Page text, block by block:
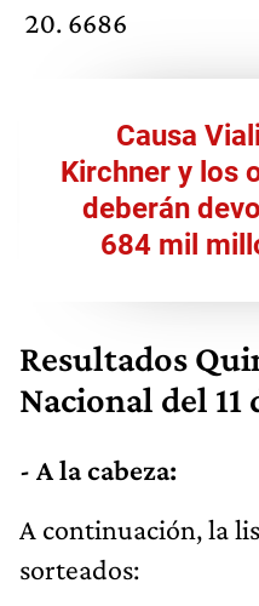
6686
Causa
Kirchner y los
deberán
684 mil
Resultados
Nacional del
- A la cabeza:
​A continuación, la
sorteados: